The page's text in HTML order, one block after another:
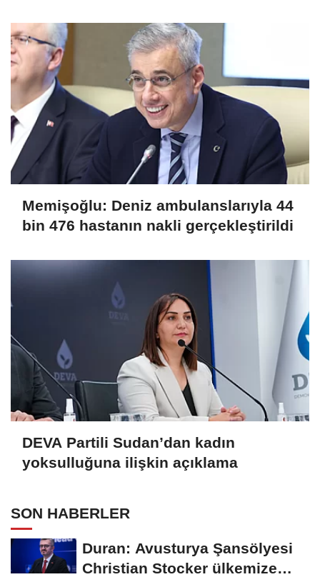
Memişoğlu: Deniz ambulanslarıyla 44
bin 476 hastanın nakli gerçekleştirildi
DEVA Partili Sudan’dan kadın
yoksulluğuna ilişkin açıklama
SON HABERLER
Duran: Avusturya Şansölyesi
Christian Stocker ülkemize